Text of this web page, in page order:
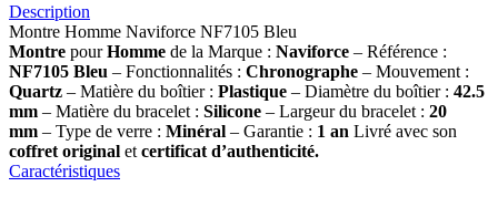
Description
Montre Homme Naviforce NF7105 Bleu
Montre pourHomme de la Marque : Naviforce – Référence :
NF7105 Bleu – Fonctionnalités : Chronographe – Mouvement :
Quartz – Matière du boîtier : Plastique – Diamètre du boîtier : 42.5
mm – Matière du bracelet : Silicone – Largeur du bracelet : 20
mm – Type de verre : Minéral – Garantie : 1 an Livré avec son
coffret original et certificat d’authenticité.
Caractéristiques